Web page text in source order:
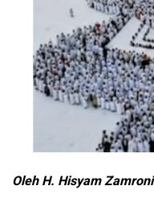
Oleh H. Hisyam Zamroni